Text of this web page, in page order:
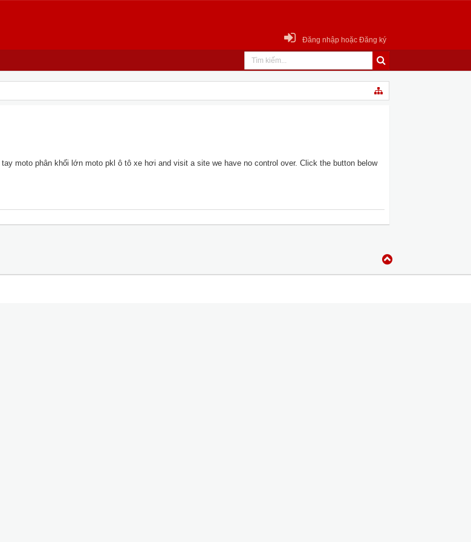
Đăng nhập hoặc Đăng ký
moto phân khối lớn moto pkl ô tô xe hơi and visit a site we have no control over. Click the button below